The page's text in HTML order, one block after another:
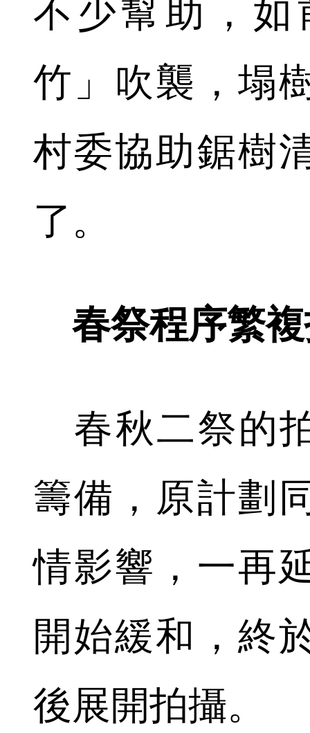
不少幫助，
竹」吹襲，塌
村委協助鋸樹
了。
春祭程序繁
春秋二祭的
籌備，原計劃
情影響，一再
開始緩和，終
後展開拍攝。